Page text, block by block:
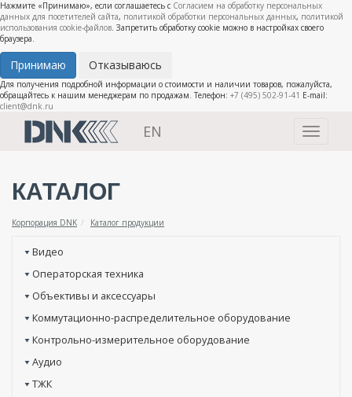
Нажмите «Принимаю», если соглашаетесь с Согласием на обработку персональных
данных для посетителей сайта, политикой обработки персональных данных, политикой
использования cookie-файлов. Запретить обработку cookie можно в настройках своего
браузера.
Принимаю Отказываюсь
Для получения подробной информации о стоимости и наличии товаров, пожалуйста,
обращайтесь к нашим менеджерам по продажам. Телефон: +7 (495) 502-91-41 E-mail:
client@dnk.ru
Toggle
EN
КАТАЛОГ
Корпорация DNK Каталог продукции
Видео
Операторская техника
Объективы и аксессуары
Коммутационно-распределительное оборудование
Контрольно-измерительное оборудование
Аудио
ТЖК